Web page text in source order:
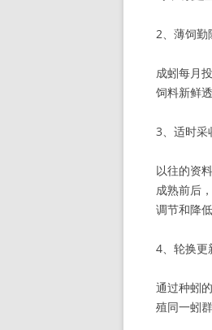
2、薄饲勤
成蚓每月
饲料新鲜
3、适时采
以往的资
成熟前后
调节和降
4、轮换更
通过种蚓
殖同一蚓